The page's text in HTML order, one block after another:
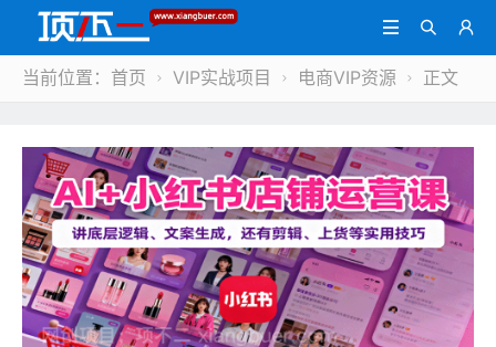



当前位置： 首页  VIP实战项目  电商VIP资源  正文